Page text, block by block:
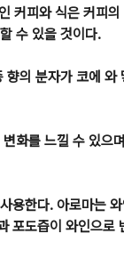
커피와 식은 커피
수 있을 것이다.
의 분자가 코에 와
화를 느낄 수 있으
용한다. 아로마는
포도즙이 와인으로